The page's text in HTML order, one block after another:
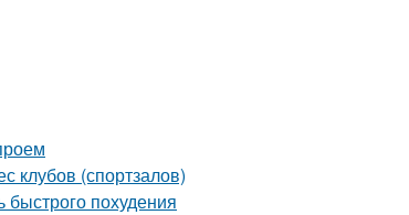
клубов (спортзалов)
похудения